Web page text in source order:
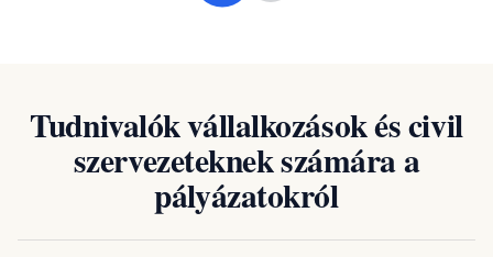
Tudnivalók vállalkozások és civil
szervezeteknek számára a
pályázatokról